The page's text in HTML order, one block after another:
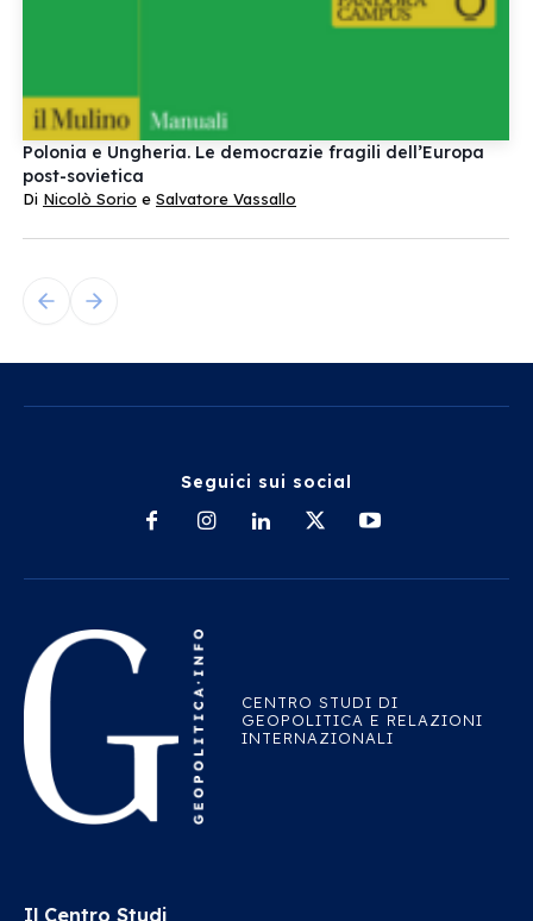
Polonia e Ungheria. Le democrazie fragili dell’Europa
post-sovietica
Di Nicolò Sorio e Salvatore Vassallo
Seguici sui social
CENTRO STUDI DI
GEOPOLITICA E RELAZIONI
INTERNAZIONALI
Il Centro Studi